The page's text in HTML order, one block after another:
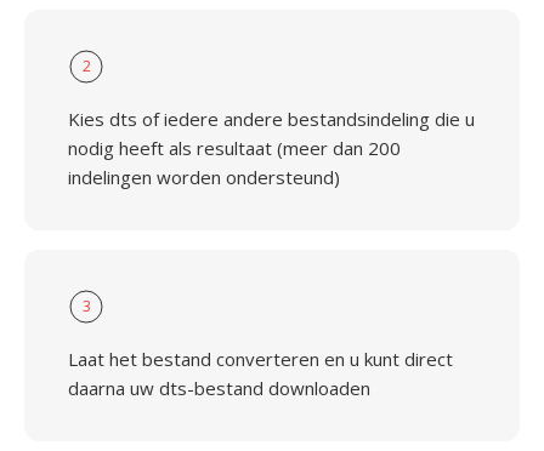
2
Kies dts of iedere andere bestandsindeling die u
nodig heeft als resultaat (meer dan 200
indelingen worden ondersteund)
3
Laat het bestand converteren en u kunt direct
daarna uw dts-bestand downloaden